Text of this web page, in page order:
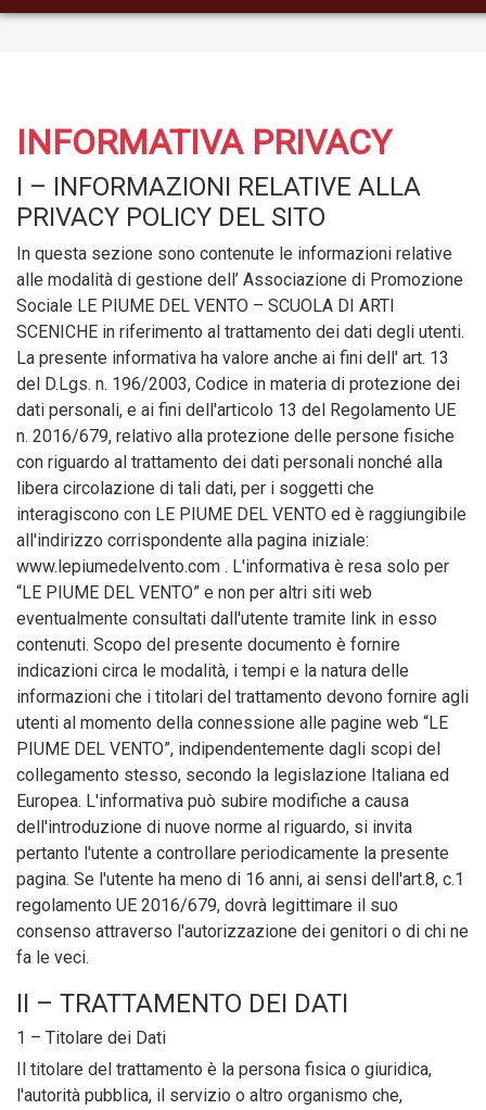
INFORMATIVA PRIVACY
I – INFORMAZIONI RELATIVE ALLA
PRIVACY POLICY DEL SITO
In questa sezione sono contenute le informazioni relative
alle modalità di gestione dell’ Associazione di Promozione
Sociale LE PIUME DEL VENTO – SCUOLA DI ARTI
SCENICHE in riferimento al trattamento dei dati degli utenti.
La presente informativa ha valore anche ai fini dell' art. 13
del D.Lgs. n. 196/2003, Codice in materia di protezione dei
dati personali, e ai fini dell'articolo 13 del Regolamento UE
n. 2016/679, relativo alla protezione delle persone fisiche
con riguardo al trattamento dei dati personali nonché alla
libera circolazione di tali dati, per i soggetti che
interagiscono con LE PIUME DEL VENTO ed è raggiungibile
all'indirizzo corrispondente alla pagina iniziale:
www.lepiumedelvento.com . L'informativa è resa solo per
“LE PIUME DEL VENTO” e non per altri siti web
eventualmente consultati dall'utente tramite link in esso
contenuti. Scopo del presente documento è fornire
indicazioni circa le modalità, i tempi e la natura delle
informazioni che i titolari del trattamento devono fornire agli
utenti al momento della connessione alle pagine web “LE
PIUME DEL VENTO”, indipendentemente dagli scopi del
collegamento stesso, secondo la legislazione Italiana ed
Europea. L'informativa può subire modifiche a causa
dell'introduzione di nuove norme al riguardo, si invita
pertanto l'utente a controllare periodicamente la presente
pagina. Se l'utente ha meno di 16 anni, ai sensi dell'art.8, c.1
regolamento UE 2016/679, dovrà legittimare il suo
consenso attraverso l'autorizzazione dei genitori o di chi ne
fa le veci.
II – TRATTAMENTO DEI DATI
1 – Titolare dei Dati
Il titolare del trattamento è la persona fisica o giuridica,
l'autorità pubblica, il servizio o altro organismo che,